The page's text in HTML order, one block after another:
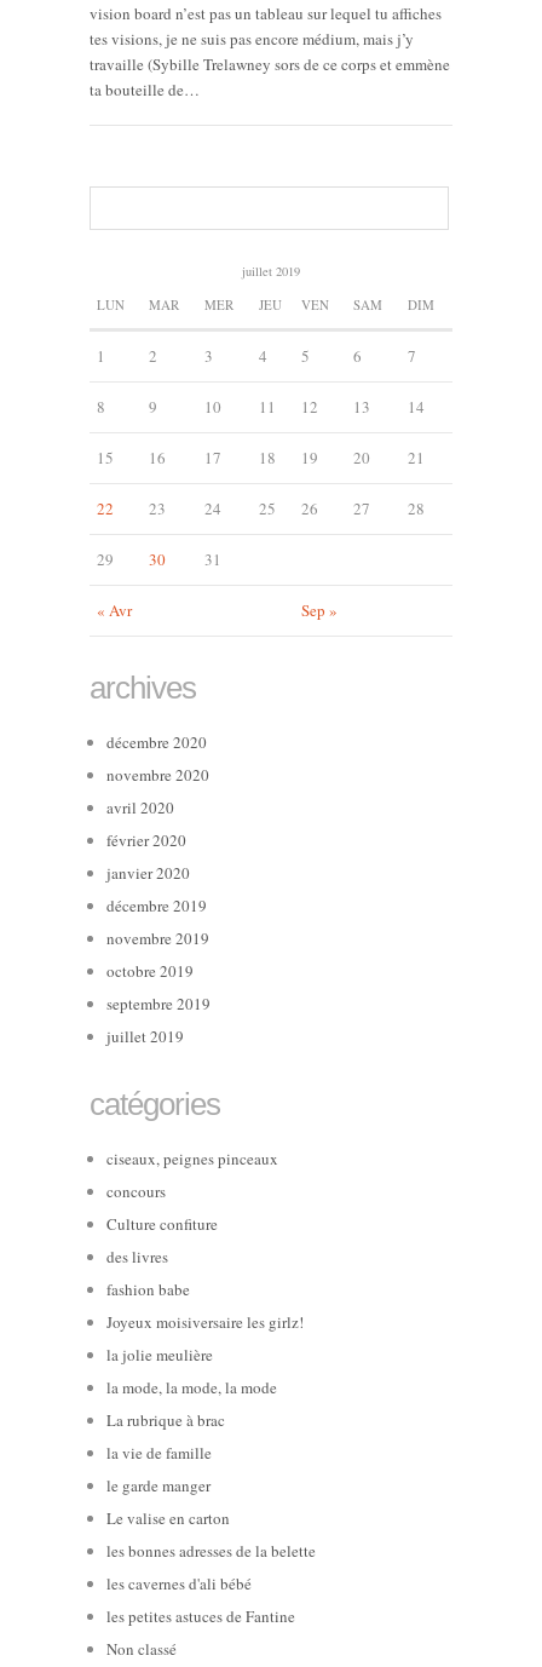
vision board n’est pas un tableau sur lequel tu affiches
tes visions, je ne suis pas encore médium, mais j’y
travaille (Sybille Trelawney sors de ce corps et emmène
ta bouteille de…
juillet 2019
LUN MAR MER JEU VEN SAM DIM
« Avr Sep »
1 2 3 4 5 6 7
8 9 10 11 12 13 14
15 16 17 18 19 20 21
22 23 24 25 26 27 28
29 30 31
archives
décembre 2020
novembre 2020
avril 2020
février 2020
janvier 2020
décembre 2019
novembre 2019
octobre 2019
septembre 2019
juillet 2019
catégories
ciseaux, peignes pinceaux
concours
Culture confiture
des livres
fashion babe
Joyeux moisiversaire les girlz!
la jolie meulière
la mode, la mode, la mode
La rubrique à brac
la vie de famille
le garde manger
Le valise en carton
les bonnes adresses de la belette
les cavernes d'ali bébé
les petites astuces de Fantine
Non classé